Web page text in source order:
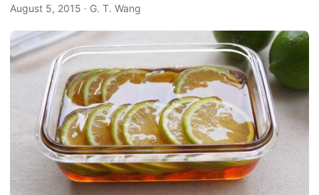
August 5, 2015 · G. T. Wang